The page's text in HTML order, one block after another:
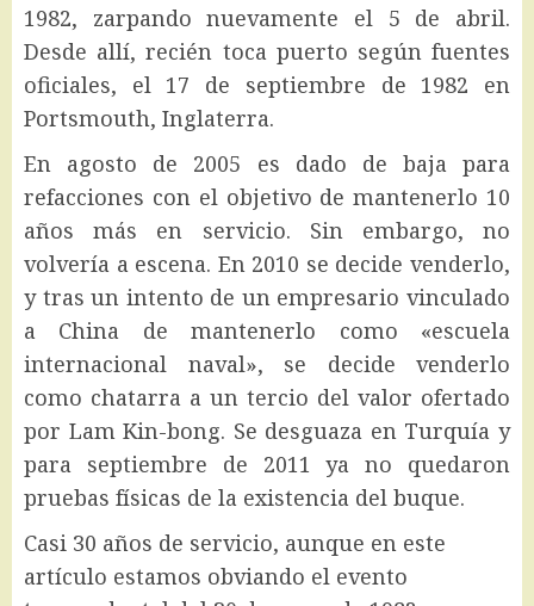
1982, zarpando nuevamente el 5 de abril.
Desde allí, recién toca puerto según fuentes
oficiales, el 17 de septiembre de 1982 en
Portsmouth, Inglaterra.
En agosto de 2005 es dado de baja para
refacciones con el objetivo de mantenerlo 10
años más en servicio. Sin embargo, no
volvería a escena. En 2010 se decide venderlo,
y tras un intento de un empresario vinculado
a China de mantenerlo como «escuela
internacional naval», se decide venderlo
como chatarra a un tercio del valor ofertado
por Lam Kin-bong. Se desguaza en Turquía y
para septiembre de 2011 ya no quedaron
pruebas físicas de la existencia del buque.
Casi 30 años de servicio, aunque en este
artículo estamos obviando el evento